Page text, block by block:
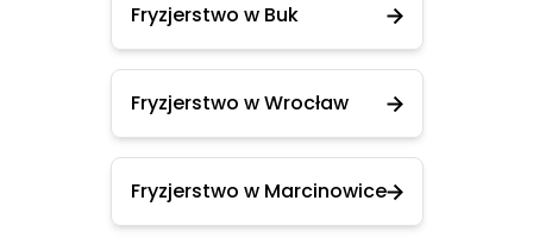
Fryzjerstwo w Buk
Fryzjerstwo w Wrocław
Fryzjerstwo w Marcinowice